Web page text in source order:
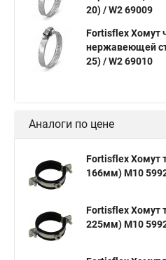
Хомут нержавеющая сталь купить
Хомуты металлические для
Хомут 20 цена
Хомут на нагрузку Хомуты
Купить нейлоновые стяжки хомуты
Стяжки или хомуты Хомуты
20) / W2 69009
Fortisflex Хомут
нержавеющей
25) / W2 69010
Аналоги по цене
Fortisflex Хомут
166мм) М10
Fortisflex Хомут
225мм) М10